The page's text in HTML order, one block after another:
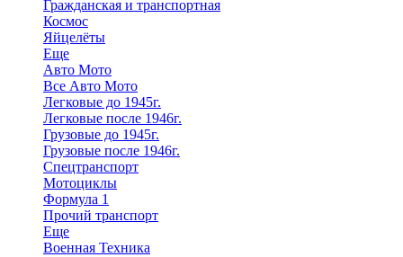
Гражданская и транспортная
Космос
Яйцелёты
Еще
Авто Мото
Все Авто Мото
Легковые до 1945г.
Легковые после 1946г.
Грузовые до 1945г.
Грузовые после 1946г.
Спецтранспорт
Мотоциклы
Формула 1
Прочий транспорт
Еще
Военная Техника